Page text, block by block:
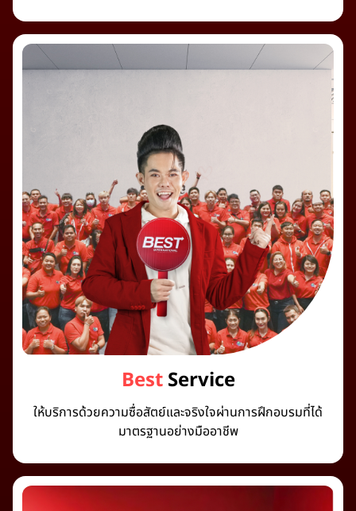
BestService
ให้บริการด้วยความซื่อสัตย์และจริงใจผ่านการฝึกอบรมที่ได้
มาตรฐานอย่างมืออาชีพ